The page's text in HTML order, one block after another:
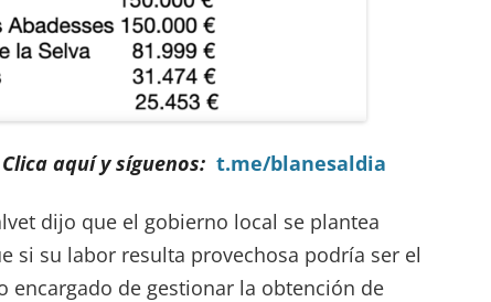
Clica aquí y síguenos: t.me/blanesaldia
dijo que el gobierno local se plantea
si su labor resulta provechosa podría ser el
encargado de gestionar la obtención de